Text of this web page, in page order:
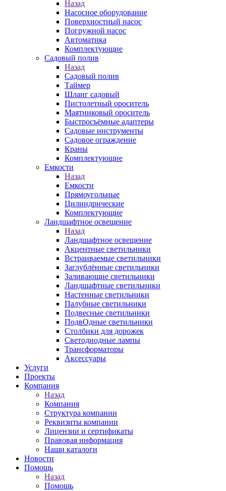
Назад
Насосное оборудование
Поверхностный насос
Погружной насос
Автоматика
Комплектующие
Садовый полив
Назад
Садовый полив
Таймер
Шланг садовый
Пистолетный ороситель
Маятниковый ороситель
Быстросъёмные адаптеры
Садовые инструменты
Садовое ограждение
Краны
Комплектующие
Емкости
Назад
Емкости
Прямоугольные
Цилиндрические
Комплектующие
Ландшафтное освещение
Назад
Ландшафтное освещение
Акцентные светильники
Встраиваемые светильники
Заглублённые светильники
Заливающие светильники
Ландшафтные светильники
Настенные светильники
Палубные светильники
Подвесные светильники
ПодвОдные светильники
Столбики для дорожек
Светодиодные лампы
Трансформаторы
Аксессуары
Услуги
Проекты
Компания
Назад
Компания
Структура компании
Реквизиты компании
Лицензии и сертификаты
Правовая информация
Наши каталоги
Новости
Помощь
Назад
Помощь